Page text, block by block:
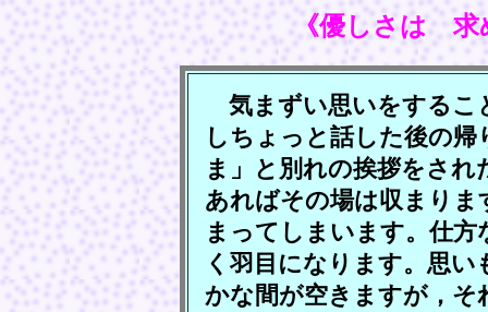
《優しさは 求
気まずい思いをするこ
しちょっと話した後の
ま」と別れの挨拶をさ
あればその場は収まりま
まってしまいます。仕
く羽目になります。思
かな間が空きますが，